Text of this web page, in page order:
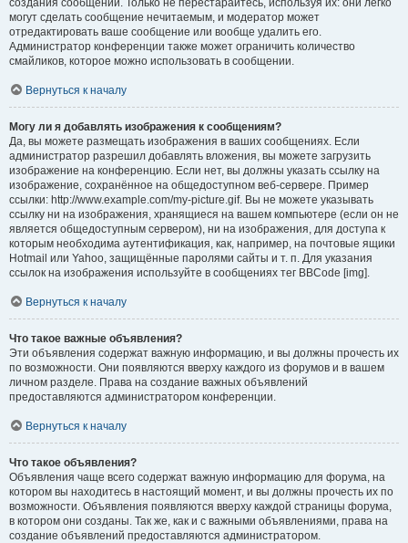
создания сообщений. Только не перестарайтесь, используя их: они легко
могут сделать сообщение нечитаемым, и модератор может
отредактировать ваше сообщение или вообще удалить его.
Администратор конференции также может ограничить количество
смайликов, которое можно использовать в сообщении.
Вернуться к началу
Могу ли я добавлять изображения к сообщениям?
Да, вы можете размещать изображения в ваших сообщениях. Если
администратор разрешил добавлять вложения, вы можете загрузить
изображение на конференцию. Если нет, вы должны указать ссылку на
изображение, сохранённое на общедоступном веб-сервере. Пример
ссылки: http://www.example.com/my-picture.gif. Вы не можете указывать
ссылку ни на изображения, хранящиеся на вашем компьютере (если он не
является общедоступным сервером), ни на изображения, для доступа к
которым необходима аутентификация, как, например, на почтовые ящики
Hotmail или Yahoo, защищённые паролями сайты и т. п. Для указания
ссылок на изображения используйте в сообщениях тег BBCode [img].
Вернуться к началу
Что такое важные объявления?
Эти объявления содержат важную информацию, и вы должны прочесть их
по возможности. Они появляются вверху каждого из форумов и в вашем
личном разделе. Права на создание важных объявлений
предоставляются администратором конференции.
Вернуться к началу
Что такое объявления?
Объявления чаще всего содержат важную информацию для форума, на
котором вы находитесь в настоящий момент, и вы должны прочесть их по
возможности. Объявления появляются вверху каждой страницы форума,
в котором они созданы. Так же, как и с важными объявлениями, права на
создание объявлений предоставляются администратором.